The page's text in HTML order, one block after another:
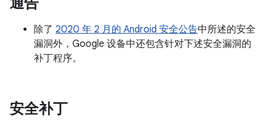
除了 2020 年 2 月的 Android 安全公告中所述的安全
漏洞外，Google 设备中还包含针对下述安全漏洞的
补丁程序。
安全补丁